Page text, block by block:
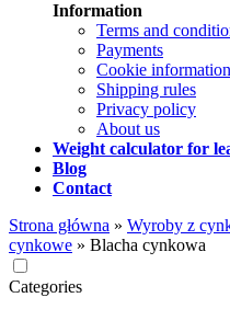
Information
Terms and
Payments
Cookie information
Shipping rules
Privacy policy
About us
Weight calculator for
Blog
Contact
Strona główna » Wyroby z
cynkowe » Blacha cynkowa
Categories